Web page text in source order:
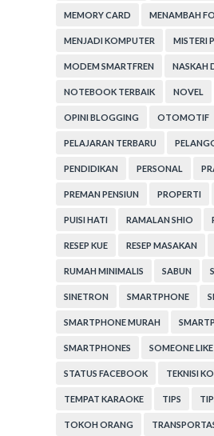
MEMORY CARD MENAMBAH
MENJADI KOMPUTER MISTERI
MODEM SMARTFREN NASKAH
NOTEBOOK TERBAIK NOVEL
OPINI BLOGGING OTOMOTIF
PELAJARAN TERBARU
PENDIDIKAN PERSONAL
PREMAN PENSIUN PROPERTI
PUISI HATI RAMALAN SHIO
RESEP KUE RESEP MASAKAN
RUMAH MINIMALIS SABUN
SINETRON SMARTPHONE
SMARTPHONE MURAH
SMARTPHONES SOMEONE
STATUS FACEBOOK TEKNISI
TEMPAT KARAOKE TIPS
TOKOH ORANG